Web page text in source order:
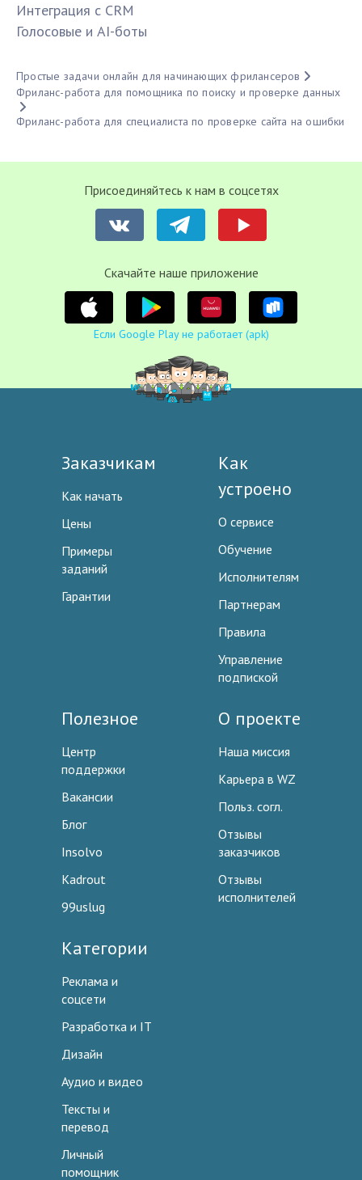
Интеграция с CRM
Голосовые и AI-боты
Простые задачи онлайн для начинающих фрилансеров
Фриланс-работа для помощника по поиску и проверке данных
Фриланс-работа для специалиста по проверке сайта на ошибки
Присоединяйтесь к нам в соцсетях
Cкачайте наше приложение
Если Google Play не работает (apk)
Заказчикам
Как начать
Цены
Примеры
заданий
Гарантии
Как
устроено
О сервисе
Обучение
Исполнителям
Партнерам
Правила
Управление
подпиской
Полезное
Центр
поддержки
Вакансии
Блог
Insolvo
Kadrout
99uslug
О проекте
Наша миссия
Карьера в WZ
Польз. согл.
Отзывы
заказчиков
Отзывы
исполнителей
Категории
Реклама и
соцсети
Разработка и IT
Дизайн
Аудио и видео
Тексты и
перевод
Личный
помощник